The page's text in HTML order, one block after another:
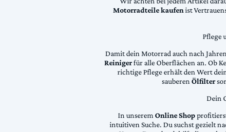
Motorradteile kaufenist
Pflege
Damit dein Motorrad auch nach
Reinigerfür alle Oberflächen an. Ob
richtige Pflege erhält den Wert
sauberenÖlfilter
Dein
In unseremOnline Shop
intuitiven Suche. Du suchst gezielt